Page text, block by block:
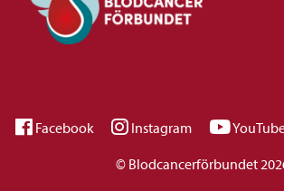
Facebook Instagram
© Blodcancerförbundet